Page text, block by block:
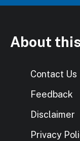
About
Contact Us
Feedback
Disclaimer
Privacy